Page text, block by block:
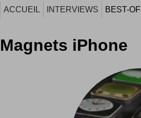
ACCUEIL INTERVIEWS BEST-OF
Magnets iPhone